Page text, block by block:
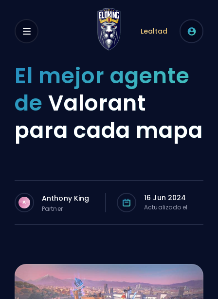
Lealtad
El mejor agente
de Valorant
para cada mapa
A Anthony King
Partner
16 Jun 2024
Actualizado el